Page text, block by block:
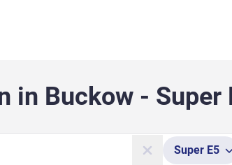
in Buckow - Super
Super E5